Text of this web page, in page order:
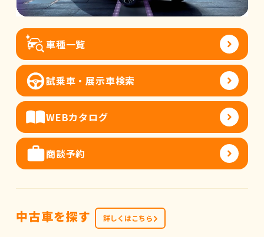
車種一覧
試乗車・展示車検索
WEBカタログ
商談予約
中古車を探す 詳しくはこちら